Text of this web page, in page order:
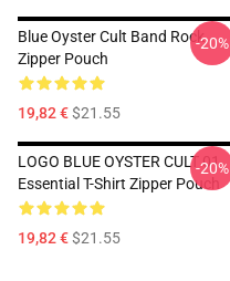
Blue Oyster Cult Band Rock
Zipper Pouch
19,82 €$21.55
-20%
LOGO BLUE OYSTER CULT 01
Essential T-Shirt Zipper Pouch
19,82 €$21.55
-20%